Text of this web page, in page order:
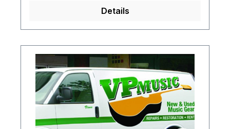
Außenbereich geeignet. Die Plottfolie
Wölbungen an und bietet Ihnen eine
ausgezeichnete Dimensionsstabilität.
Details